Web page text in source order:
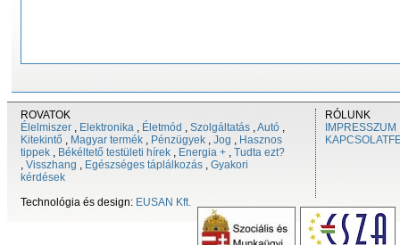
ROVATOK
Élelmiszer , Elektronika , Életmód , Szolgáltatás ,Autó ,
Kitekintő , Magyar termék , Pénzügyek , Jog , Hasznos
tippek , Békéltető testületi hírek , Energia + , Tudta ezt?
, Visszhang , Egészséges táplálkozás , Gyakori
kérdések
Technológia és design: EUSAN Kft.
RÓLUNK
IMPRESSZUM